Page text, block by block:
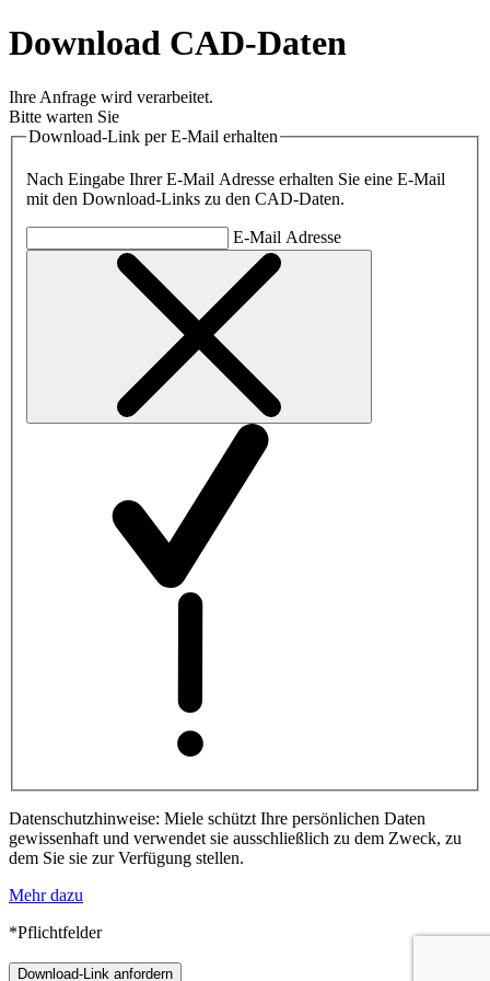
Download CAD-Daten
Ihre Anfrage wird verarbeitet.
Bitte warten Sie
Download-Link per E-Mail erhalten
Nach Eingabe Ihrer E-Mail Adresse erhalten Sie eine E-Mail
mit den Download-Links zu den CAD-Daten.
E-Mail Adresse
Datenschutzhinweise: Miele schützt Ihre persönlichen Daten
gewissenhaft und verwendet sie ausschließlich zu dem Zweck, zu
dem Sie sie zur Verfügung stellen.
Mehr dazu
*Pflichtfelder